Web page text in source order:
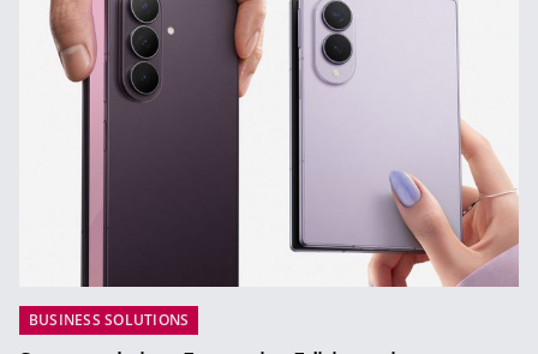
BUSINESS SOLUTIONS